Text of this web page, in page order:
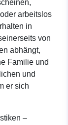
arbeitslos
in
von
abhängt,
Familie und
und
er sich
–